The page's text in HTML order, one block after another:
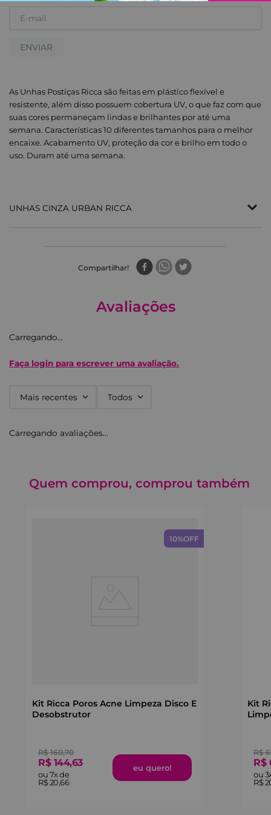
ENVIAR
As Unhas Postiças Ricca são feitas em plástico flexível e
resistente, além disso possuem cobertura UV, o que faz com que
suas cores permaneçam lindas e brilhantes por até uma
semana. Características 10 diferentes tamanhos para o melhor
encaixe. Acabamento UV, proteção da cor e brilho em todo o
uso. Duram até uma semana.
UNHAS CINZA URBAN RICCA
flexível e resistente, além disso possuem cobertura
UV, o que faz com que suas cores permaneçam
Características
Acabamento UV, proteção da cor e brilho em todo
o uso.
Compartilhar
Avaliações
Carregando…
Faça login para escrever uma avaliação.
Mais recentes Todos
Carregando avaliações…
Quem comprou, comprou também
10%OFF
Kit Ricca Poros Acne Limpeza Disco E
Desobstrutor
R$ 160,70
R$ 144,63
ou7x de
R$20,66
Kit
R$
R$
ou3
R$